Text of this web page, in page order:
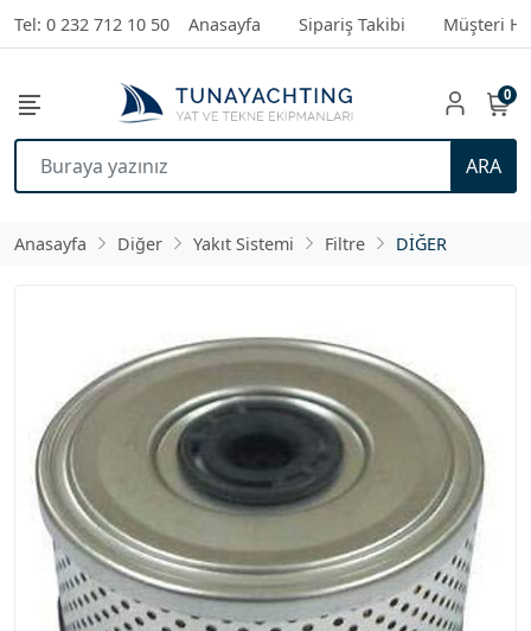
Tel: 0 232 712 10 50 Anasayfa Sipariş Takibi Müşteri
ARA
0
Anasayfa Diğer Yakıt Sistemi Filtre DİĞER